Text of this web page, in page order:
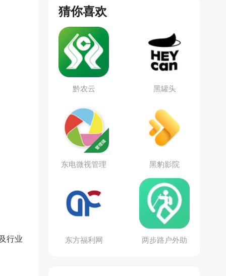
行业
猜你喜欢
黔农云 黑罐头
东电微视管理
黑豹影院
东方福利网
两步路户外助